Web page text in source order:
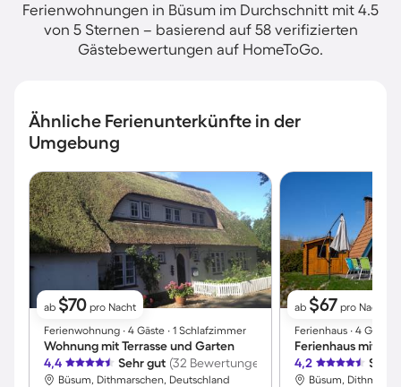
Ferienwohnungen in Büsum im Durchschnitt mit 4.5
von 5 Sternen – basierend auf 58 verifizierten
Gästebewertungen auf HomeToGo.
Ähnliche Ferienunterkünfte in der
Umgebung
ab $70 pro Nacht
Ferienwohnung ∙ 4 Gäste ∙ 1 Schlafzimmer
Wohnung mit Terrasse und Garten
4,4
Sehr gut (32 Bewertungen)
Büsum, Dithmarschen, Deutschland
ab $67 pro Nacht
Ferienhaus ∙ 4 Gäste
4,2 Sehr
Büsum,